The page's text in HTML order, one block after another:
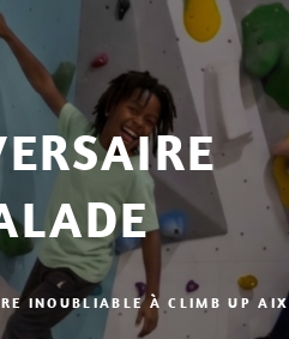
INOUBLIABLE À CLIMB UP AIX